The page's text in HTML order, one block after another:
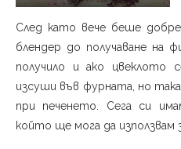
След като вече беше добре
блендер до получаване на
получило и ако цвеклото
изсуши във фурната, но
при печенето. Сега си
който ще мога да използвам